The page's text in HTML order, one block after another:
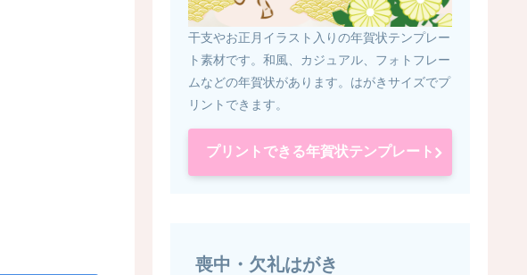
干支やお正月イラスト入りの年賀状テンプレー
ト素材です。和風、カジュアル、フォトフレー
ムなどの年賀状があります。はがきサイズでプ
リントできます。
プリントできる年賀状テンプレート
喪中・欠礼はがき